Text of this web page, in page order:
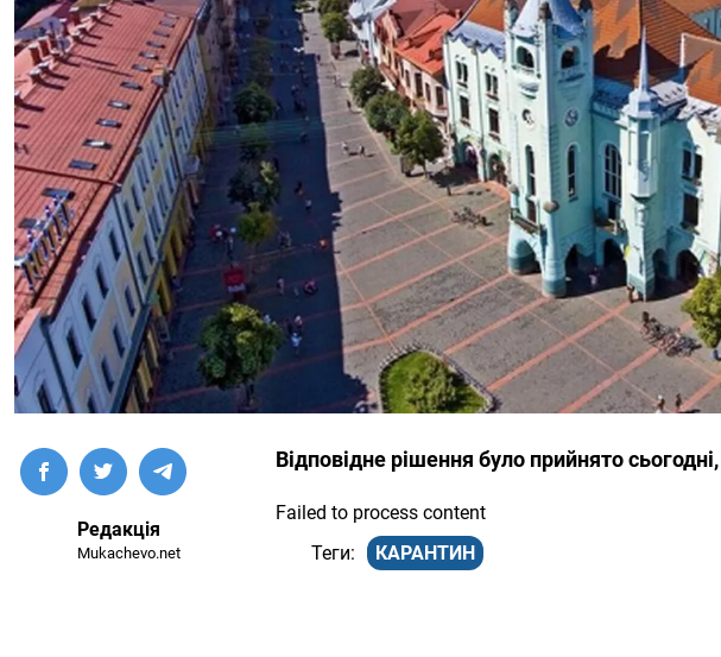
Редакція
Mukachevo.net
Відповідне рішення було прийнято
Failed to process content
КАРАНТИН